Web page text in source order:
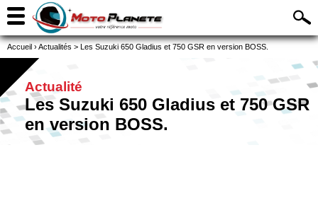
Accueil ›Actualités > Les Suzuki 650 Gladius et 750 GSR en version BOSS.
Actualité
Les Suzuki 650 Gladius et 750 GSR
en version BOSS.